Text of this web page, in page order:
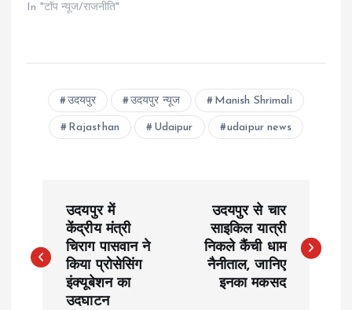
In "टॉप न्यूज/राजनीति"
उदयपुर उदयपुर न्यूज Manish Shrimali
Rajasthan Udaipur udaipur news
s
उदयपुर में
केंद्रीय मंत्री
चिराग पासवान ने
किया प्रोसेसिंग
इंक्यूबेशन का
उदघाटन
उदयपुर से चार
साइकिल यात्री
निकले कैंची धाम
नैनीताल, जानिए
इनका मकसद